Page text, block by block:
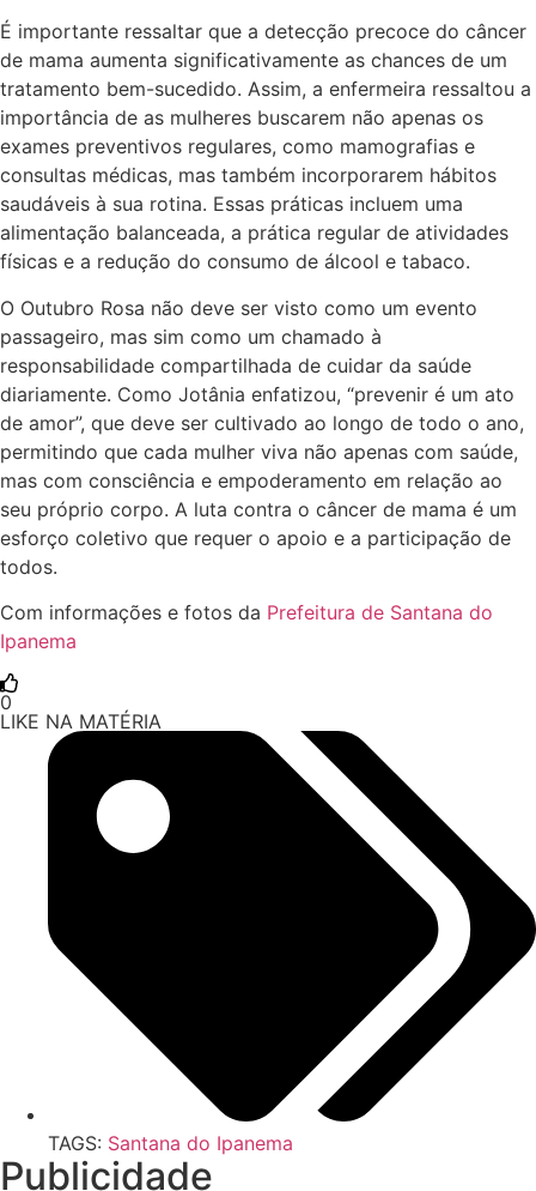
É importante ressaltar que a detecção precoce do câncer
de mama aumenta significativamente as chances de um
tratamento bem-sucedido. Assim, a enfermeira ressaltou a
importância de as mulheres buscarem não apenas os
exames preventivos regulares, como mamografias e
consultas médicas, mas também incorporarem hábitos
saudáveis à sua rotina. Essas práticas incluem uma
alimentação balanceada, a prática regular de atividades
físicas e a redução do consumo de álcool e tabaco.
O Outubro Rosa não deve ser visto como um evento
passageiro, mas sim como um chamado à
responsabilidade compartilhada de cuidar da saúde
diariamente. Como Jotânia enfatizou, “prevenir é um ato
de amor”, que deve ser cultivado ao longo de todo o ano,
permitindo que cada mulher viva não apenas com saúde,
mas com consciência e empoderamento em relação ao
seu próprio corpo. A luta contra o câncer de mama é um
esforço coletivo que requer o apoio e a participação de
todos.
Com informações e fotos da Prefeitura de Santana do
Ipanema
0
LIKE NA MATÉRIA
TAGS: Santana do Ipanema
Publicidade